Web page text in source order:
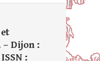
– Dijon :
: